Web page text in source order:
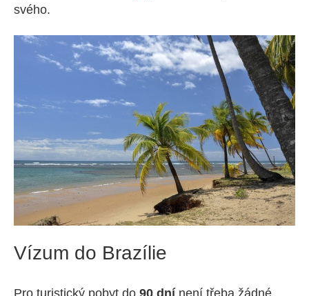
svého.
Vízum do Brazílie
Pro turistický pobyt do 90 dnínení třeba žádné